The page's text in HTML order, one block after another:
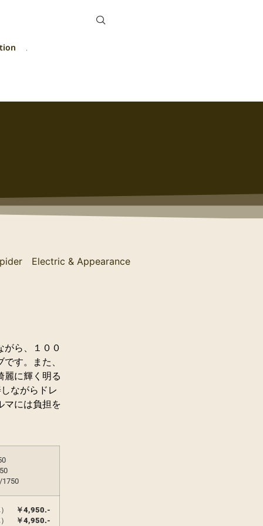
Electric & Appearance
ら、１００
す。また、
麗に輝く明る
ながらドレ
マには負担を
1750
） ￥4,950.-
）
￥4,950.-